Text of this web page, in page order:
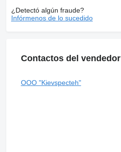
¿Detectó algún fraude?
Infórmenos de lo sucedido
Contactos del vendedor
OOO "Kievspecteh"